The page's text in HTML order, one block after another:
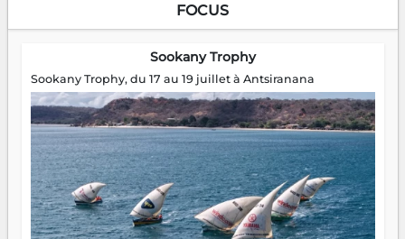
FOCUS
Sookany Trophy
Sookany Trophy, du 17 au 19 juillet à Antsiranana